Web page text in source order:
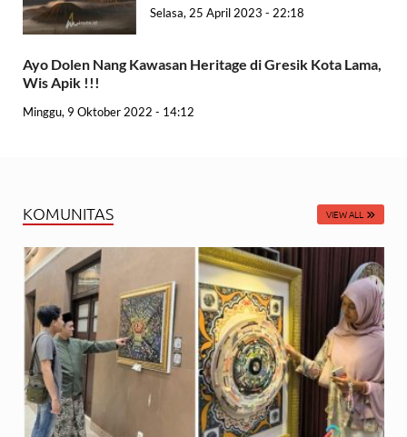
Selasa, 25 April 2023 - 22:18
Ayo Dolen Nang Kawasan Heritage di Gresik Kota Lama,
Wis Apik !!!
Minggu, 9 Oktober 2022 - 14:12
KOMUNITAS VIEW ALL